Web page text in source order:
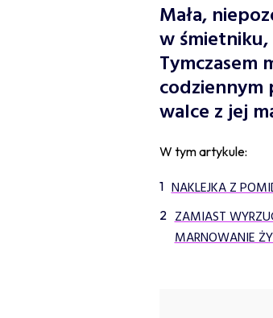
Mała,
w
Tymczasem
codziennym
walce z jej
W tym artykule:
NAKLEJKA Z
ZAMIAST
MARNOWANIE